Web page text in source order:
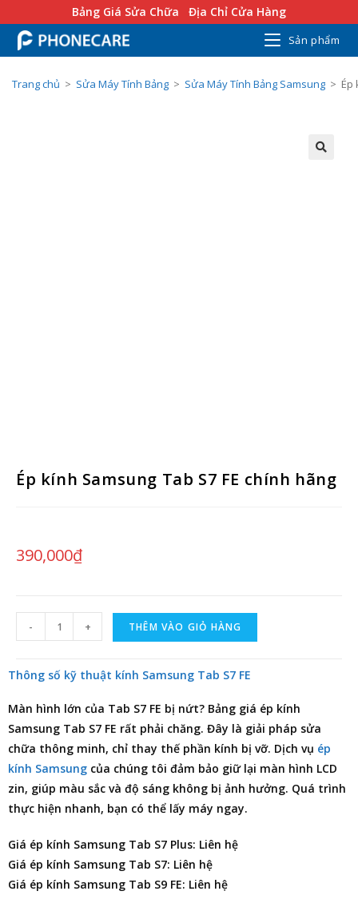
Bảng Giá Sửa Chữa Địa Chỉ Cửa Hàng
Sản phẩm
Trang chủ > Sửa Máy Tính Bảng > Sửa Máy Tính Bảng Samsung > Ép
Ép kính Samsung Tab S7 FE chính hãng
390,000₫
- + THÊM VÀO GIỎ HÀNG
Thông số kỹ thuật kính Samsung Tab S7 FE
Màn hình lớn của Tab S7 FE bị nứt? Bảng giá ép kính
Samsung Tab S7 FE rất phải chăng. Đây là giải pháp sửa
chữa thông minh, chỉ thay thế phần kính bị vỡ. Dịch vụ ép
kính Samsung của chúng tôi đảm bảo giữ lại màn hình LCD
zin, giúp màu sắc và độ sáng không bị ảnh hưởng. Quá trình
thực hiện nhanh, bạn có thể lấy máy ngay.
Giá ép kính Samsung Tab S7 Plus: Liên hệ
Giá ép kính Samsung Tab S7: Liên hệ
Giá ép kính Samsung Tab S9 FE: Liên hệ